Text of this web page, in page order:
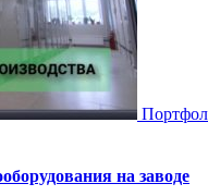
на заводе